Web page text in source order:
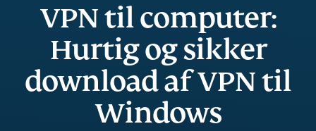
VPN til computer:
Hurtig og sikker
download af VPN til
Windows